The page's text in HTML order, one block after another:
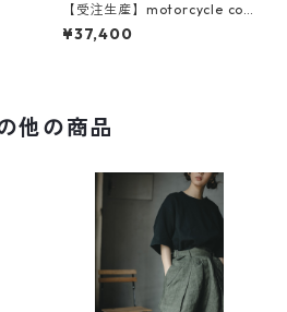
【受注生産】motorcycle coa
t liner（original sleeve)
¥37,400
他の商品